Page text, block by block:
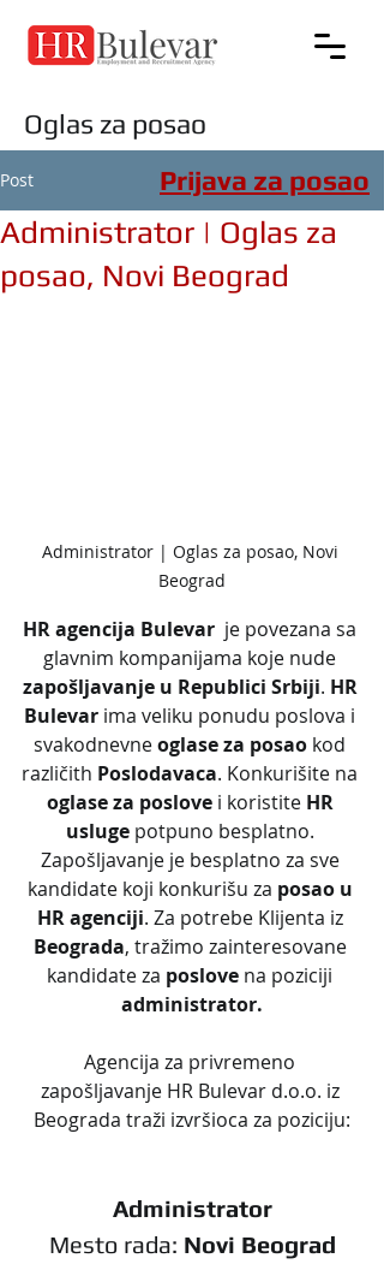
Oglas za posao
Post
Administrator | Oglas za
posao, Novi Beograd
Administrator | Oglas za posao, Novi
Beograd
HR agencija Bulevar je povezana sa
glavnim kompanijama koje nude
zapošljavanje u Republici Srbiji. HR
Bulevar ima veliku ponudu poslova i
svakodnevne oglase za posao kod
različith Poslodavaca. Konkurišite na
oglase za poslove i koristite HR
usluge potpuno besplatno.
Zapošljavanje je besplatno za sve
kandidate koji konkurišu za posao u
HR agenciji. Za potrebe Klijenta iz
Beograda, tražimo zainteresovane
kandidate za poslove na poziciji
administrator.
Agencija za privremeno
zapošljavanje HR Bulevar d.o.o. iz
Beograda traži izvršioca za poziciju:
Administrator
Mesto rada: Novi Beograd
Prijava za posao